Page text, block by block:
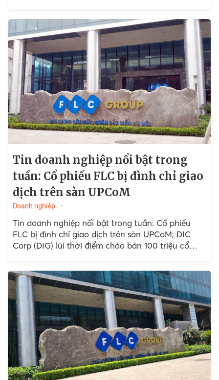
Tin doanh nghiệp nổi bật trong
tuần: Cổ phiếu FLC bị đình chỉ giao
dịch trên sàn UPCoM
Doanh nghiệp
Tin doanh nghiệp nổi bật trong tuần: Cổ phiếu
FLC bị đình chỉ giao dịch trên sàn UPCoM; DIC
Corp (DIG) lùi thời điểm chào bán 100 triệu cổ